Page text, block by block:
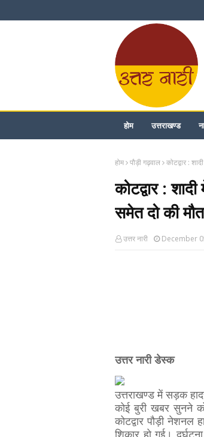
होम उत्तराखण्ड
होम पौड़ी गढ़वाल कोटद्वार :
कोटद्वार :
समेत दो की मौत
उत्तर नारी December
उत्तर नारी डेस्क
उत्तराखण्ड में सड़क
कोई बुरी खबर सुनने
कोटद्वार पौड़ी
शिकार हो गई।